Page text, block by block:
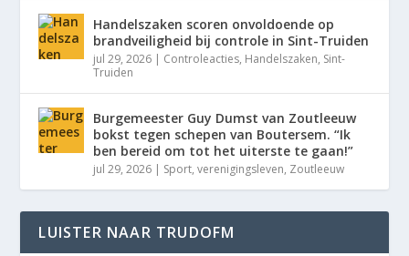
Handelszaken scoren onvoldoende op
brandveiligheid bij controle in Sint-Truiden
jul 29, 2026 | Controleacties, Handelszaken, Sint-
Truiden
Burgemeester Guy Dumst van Zoutleeuw
bokst tegen schepen van Boutersem. “Ik
ben bereid om tot het uiterste te gaan!”
jul 29, 2026 | Sport,verenigingsleven, Zoutleeuw
LUISTER NAAR TRUDOFM